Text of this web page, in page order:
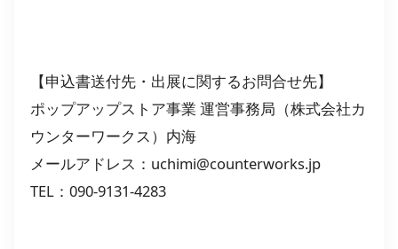
【申込書送付先・出展に関するお問合せ先】
ポップアップストア事業 運営事務局（株式会社カ
ウンターワークス）内海
メールアドレス：uchimi@counterworks.jp
TEL：090-9131-4283